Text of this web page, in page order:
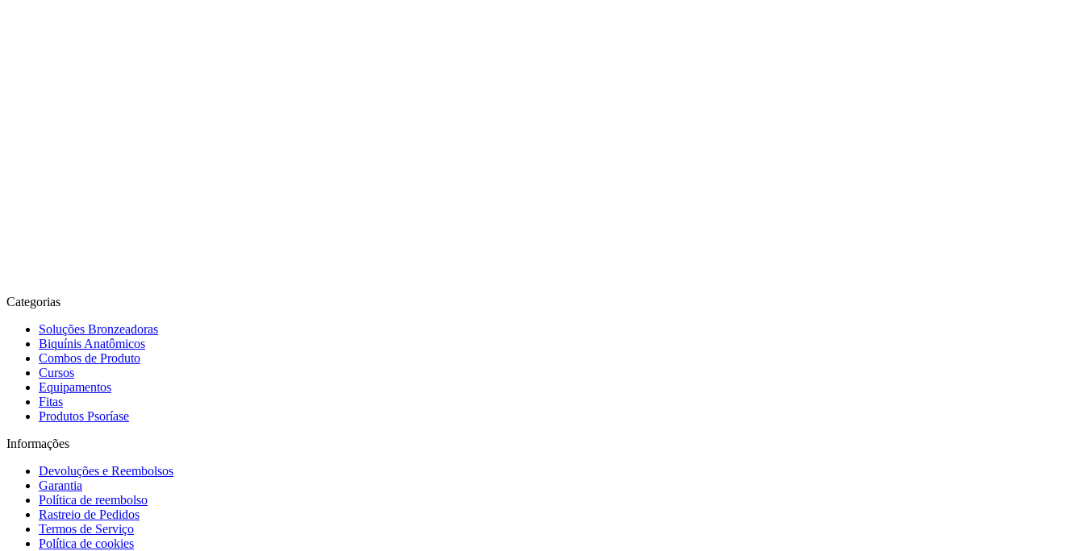
Categorias
Soluções Bronzeadoras
Biquínis Anatômicos
Combos de Produto
Cursos
Equipamentos
Fitas
Produtos Psoríase
Informações
Devoluções e Reembolsos
Garantia
Política de reembolso
Rastreio de Pedidos
Termos de Serviço
Política de cookies